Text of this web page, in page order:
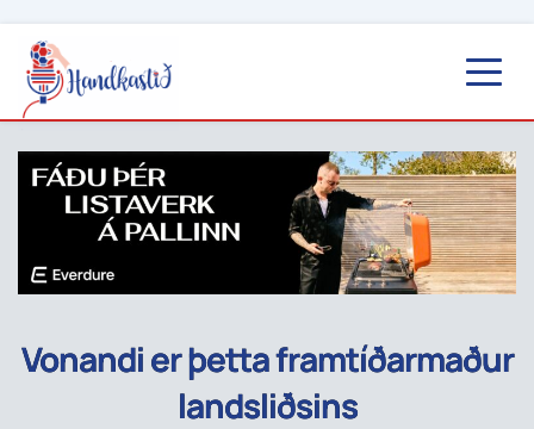
Vonandi er þetta framtíðarmaður
landsliðsins